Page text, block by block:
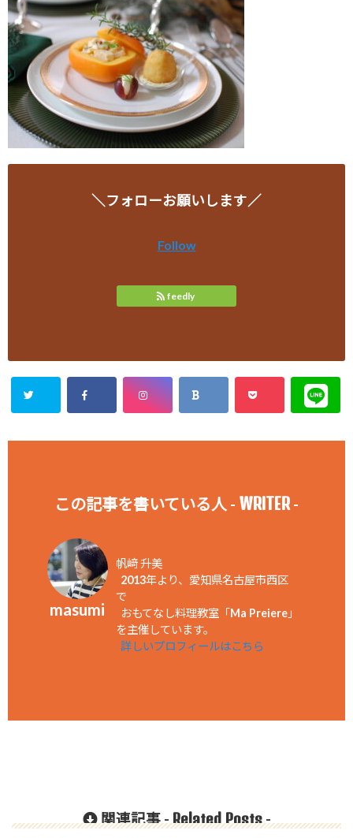
＼フォローお願いします／
Follow
feedly
この記事を書いている人 - WRITER-
masumi
帆﨑 升美
2013年より、愛知県名古屋市西区
で
おもてなし料理教室「Ma Preiere」
を主催しています。
詳しいプロフィールはこちら
関連記事 -Related Posts-